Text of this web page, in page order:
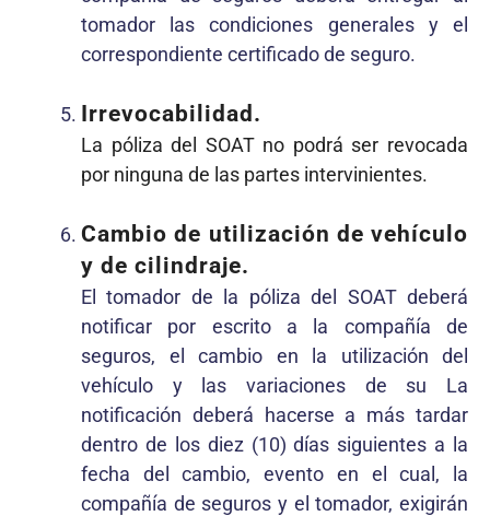
tomador las condiciones generales y el
correspondiente certificado de seguro.
Irrevocabilidad.
La póliza del SOAT no podrá ser revocada
por ninguna de las partes intervinientes.
Cambio de utilización de vehículo
y de cilindraje.
El tomador de la póliza del SOAT deberá
notificar por escrito a la compañía de
seguros, el cambio en la utilización del
vehículo y las variaciones de su La
notificación deberá hacerse a más tardar
dentro de los diez (10) días siguientes a la
fecha del cambio, evento en el cual, la
compañía de seguros y el tomador, exigirán